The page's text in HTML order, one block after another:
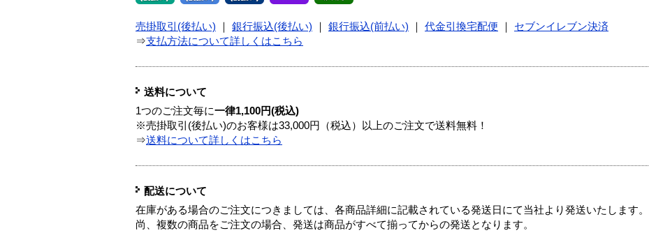
売掛取引(後払い) 銀行振込(後払い) 銀行振込(前払い) 代金引換宅配便
セブンイレブン決済
⇒支払方法について詳しくはこちら
送料について
1つのご注文毎に一律1,100円(税込)
※売掛取引(後払い)のお客様は33,000円（税込）以上のご注文で送料無料！
⇒送料について詳しくはこちら
配送について
在庫がある場合のご注文につきましては、各商品詳細に記載されている発送日にて当社より発送いたします。
尚、複数の商品をご注文の場合、発送は商品がすべて揃ってからの発送となります。